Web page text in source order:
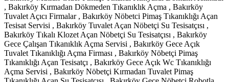
, Bakırköy Kırmadan Dökmeden Tıkanıklık Açma , Bakırköy
Tuvalet Açıcı Firmalar , Bakırköy Nöbetci Pimaş Tıkanıklığı Açan
Tesisat Servisi , Bakırköy Tuvalet Açan Nöbetçi Su Tesisatçısı ,
Bakırköy Tıkalı Klozet Açan Nöbetçi Su Tesisatçısı , Bakırköy
Gece Çalışan Tıkanıklık Açma Servisi , Bakırköy Gece Açık
Tuvalet Tıkanıklığı Açma Firması , Bakırköy Nöbetçi Pimaş
Tıkanıklığı Açan Tesisatçı , Bakırköy Gece Açık Wc Tıkanıklığı
Açma Servisi , Bakırköy Nöbetçi Kırmadan Tuvalet Pimaş